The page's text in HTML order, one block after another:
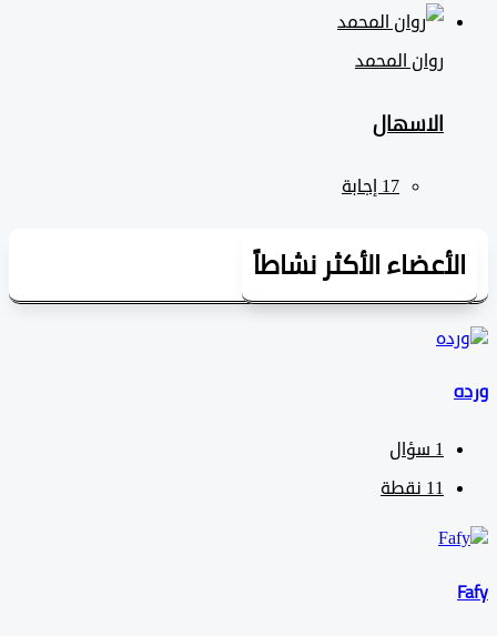
روان المحمد
الاسهال
الأكثر نشاطاً
سؤال
نقطة